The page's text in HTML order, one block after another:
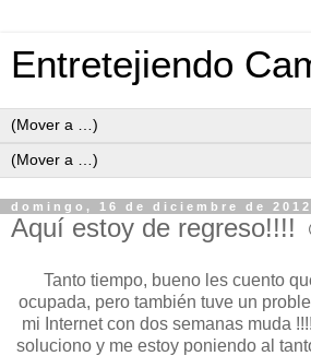
Entretejiendo
domingo, 16 de diciembre de 2012
Aquí estoy de
Tanto tiempo, bueno les cuento
ocupada, pero también tuve un
mi Internet con dos semanas muda
soluciono y me estoy poniendo al